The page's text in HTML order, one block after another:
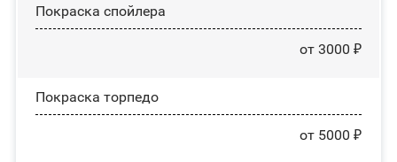
Покраска спойлера
от 3000 ₽
Покраска торпедо
от 5000 ₽